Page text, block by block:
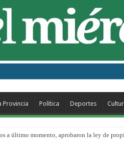
Provincia Política Deportes
Entre Ríos: el 35% de los 90 niños, niñas y